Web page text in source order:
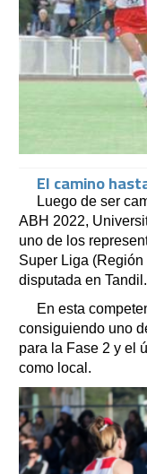
El camino
Luego de ser
ABH 2022,
uno de los
Super Liga
disputada en Tandil.
En esta
consiguiendo uno
para la Fase 2 y el
como local.